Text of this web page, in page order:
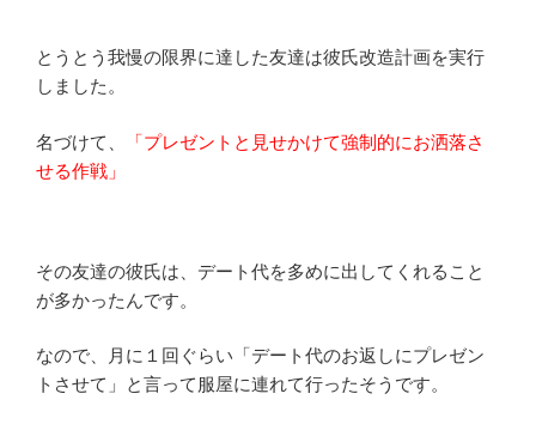
とうとう我慢の限界に達した友達は彼氏改造計画を実行
しました。
名づけて、
「プレゼントと見せかけて強制的にお洒落さ
せる作戦」
その友達の彼氏は、デート代を多めに出してくれること
が多かったんです。
なので、月に１回ぐらい「デート代のお返しにプレゼン
トさせて」と言って服屋に連れて行ったそうです。